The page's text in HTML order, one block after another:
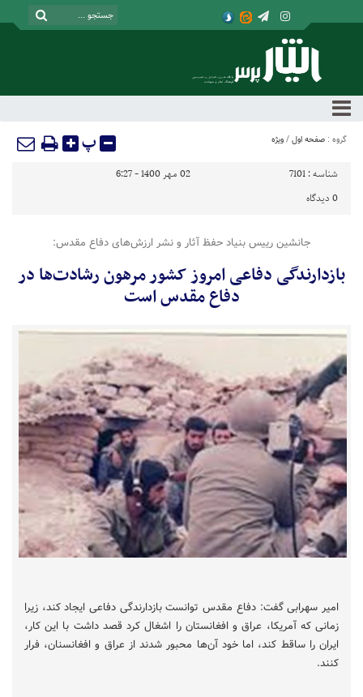
گروه : صفحه اول / ویژه پ
شناسه : 7101
02 مهر 1400 - 6:27
0 دیدگاه
جانشین رییس بنیاد حفظ آثار و نشر ارزش‌های دفاع مقدس:
بازدارندگی دفاعی امروز کشور مرهون رشادت‌ها در
دفاع مقدس است
امیر سهرابی گفت: دفاع مقدس توانست بازدارندگی دفاعی ایجاد کند، زیرا
زمانی که آمریکا، عراق و افغانستان را اشغال کرد قصد داشت با این کار،
ایران را ساقط کند، اما خود آن‌ها محبور شدند از عراق و افغانسنان، فرار
کنند.